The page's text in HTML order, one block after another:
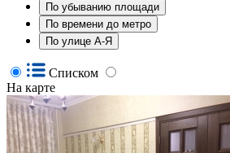
По убыванию площади
По времени до метро
По улице А-Я
Списком
На карте